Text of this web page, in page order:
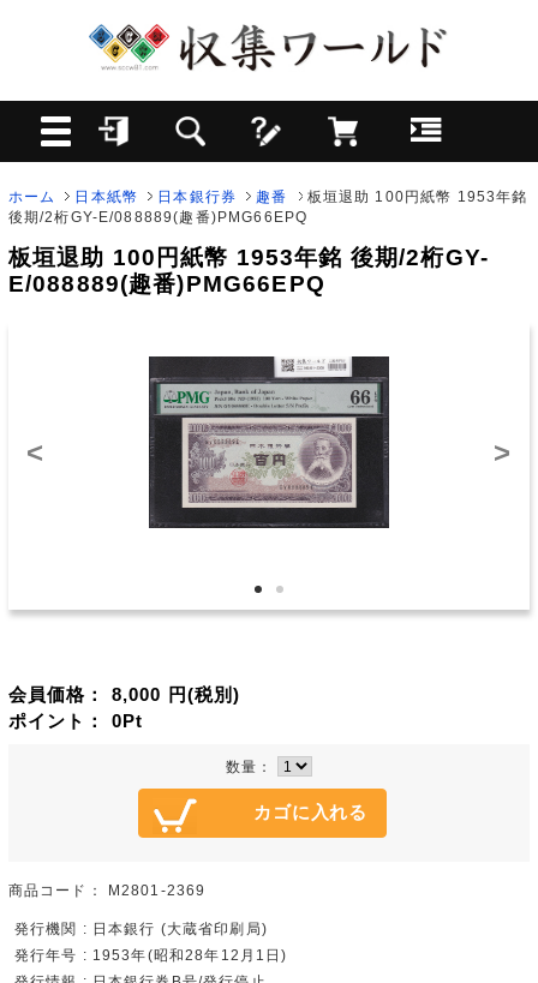
ホーム 日本紙幣 日本銀行券 趣番
板垣退助 100円紙幣 1953年銘
後期/2桁GY-E/088889(趣番)PMG66EPQ
板垣退助 100円紙幣 1953年銘 後期/2桁GY-
E/088889(趣番)PMG66EPQ
< >
会員価格： 8,000 円(税別)
ポイント： 0Pt
数量：
商品コード： M2801-2369
発行機関 : 日本銀行 (大蔵省印刷局)
発行年号 : 1953年(昭和28年12月1日)